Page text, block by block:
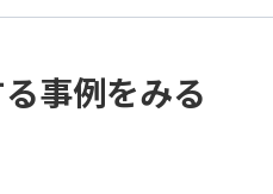
事例をみる